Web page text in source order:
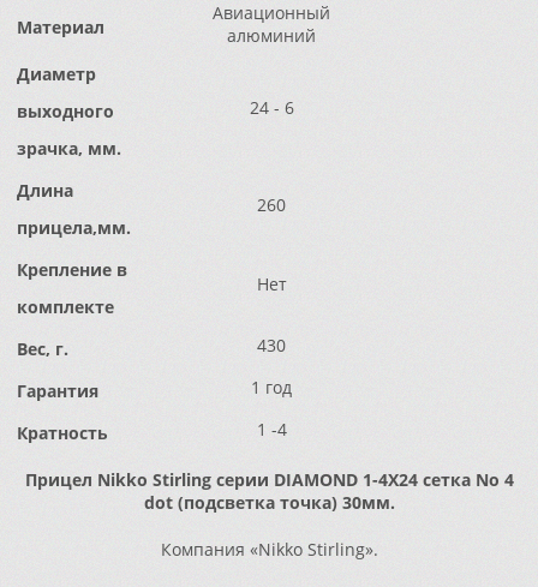
Материал
Авиационный
алюминий
Диаметр
выходного
зрачка, мм.
24 - 6
Длина
прицела,мм.
260
Крепление в
комплекте
Нет
Вес, г.
430
Гарантия
1 год
Кратность
1 -4
Прицел Nikko Stirling серии DIAMOND 1-4X24 сетка No 4
dot (подсветка точка) 30мм.
Компания «Nikko Stirling».